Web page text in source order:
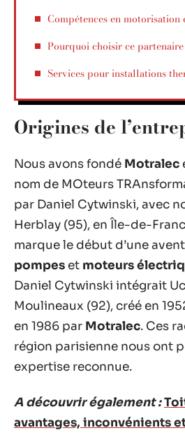
Compétences en
Pourquoi choisir ce
Services pour installations
Origines de
Nous avons fondé Motralec
nom de MOteurs
par Daniel Cytwinski, avec
Herblay (95), en Île-de-
marque le début d’une
pompes et moteurs
Daniel Cytwinski intégrait
Moulineaux (92), créé en
en 1986 par Motralec. Ces
région parisienne nous ont
expertise reconnue.
A découvrir également :
avantages, inconvénients